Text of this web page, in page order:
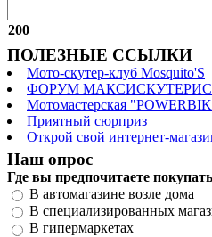
200
ПОЛЕЗНЫЕ ССЫЛКИ
Мото-скутер-клуб Mosquito'S
ФОРУМ
Мотомастерская
Приятный сюрприз
Открой свой интернет-
Наш опрос
Где вы предпочитаете
В автомагазине возле дома
В специализированных
В гипермаркетах